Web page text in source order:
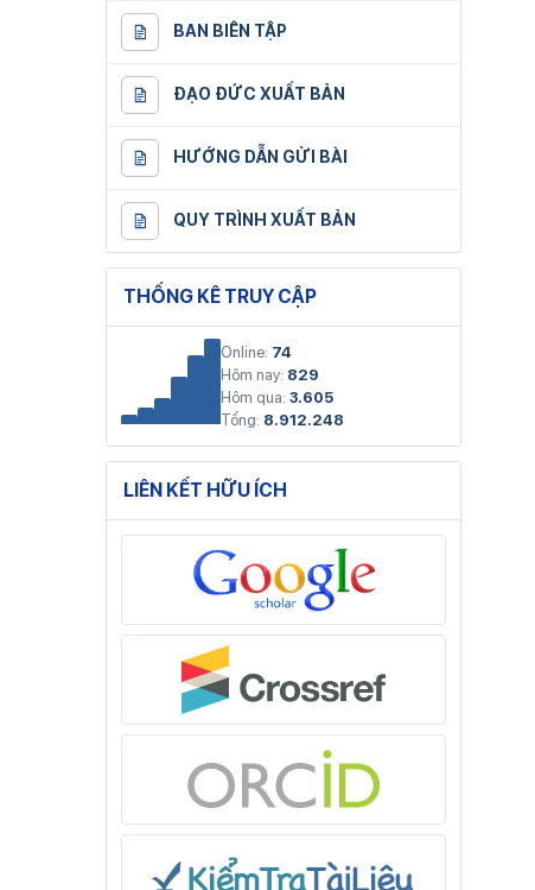
BAN BIÊN TẬP
ĐẠO ĐỨC XUẤT BẢN
HƯỚNG DẪN GỬI BÀI
QUY TRÌNH XUẤT BẢN
THỐNG KÊ TRUY CẬP
Online: 74
Hôm nay: 829
Hôm qua: 3.605
Tổng: 8.912.248
LIÊN KẾT HỮU ÍCH